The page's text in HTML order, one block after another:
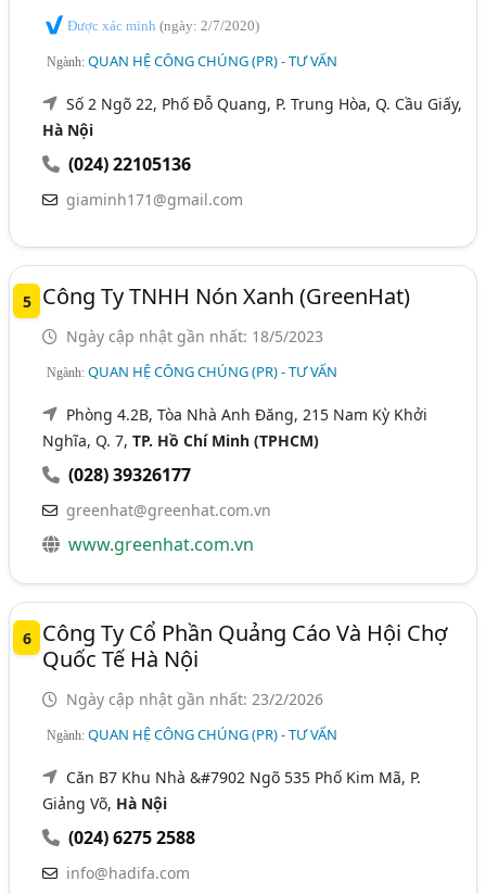
Được xác minh(ngày: 2/7/2020)
Ngành:QUAN HỆ CÔNG CHÚNG (PR) - TƯ VẤN
Số 2 Ngõ 22, Phố Đỗ Quang, P. Trung Hòa, Q. Cầu Giấy,
Hà Nội
(024) 22105136
giaminh171@gmail.com
5 Công Ty TNHH Nón Xanh (GreenHat)
Ngày cập nhật gần nhất: 18/5/2023
Ngành:QUAN HỆ CÔNG CHÚNG (PR) - TƯ VẤN
Phòng 4.2B, Tòa Nhà Anh Đăng, 215 Nam Kỳ Khởi
Nghĩa, Q. 7,TP. Hồ Chí Minh (TPHCM)
(028) 39326177
greenhat@greenhat.com.vn
www.greenhat.com.vn
6
Công Ty Cổ Phần Quảng Cáo Và Hội Chợ
Quốc Tế Hà Nội
Ngày cập nhật gần nhất: 23/2/2026
Ngành:QUAN HỆ CÔNG CHÚNG (PR) - TƯ VẤN
Căn B7 Khu Nhà &#7902 Ngõ 535 Phố Kim Mã, P.
Giảng Võ, Hà Nội
(024) 6275 2588
info@hadifa.com